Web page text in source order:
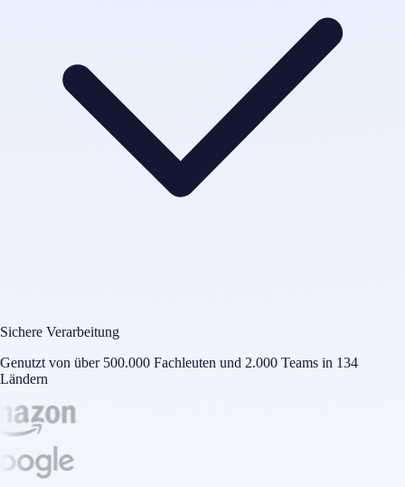
Sichere Verarbeitung
Genutzt von über 500.000 Fachleuten und 2.000 Teams in 134
Ländern